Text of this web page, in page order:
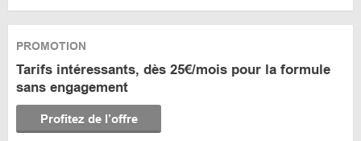
PROMOTION
Tarifs intéressants, dès 25€/mois pour la formule
sans engagement
Profitez de l’offre